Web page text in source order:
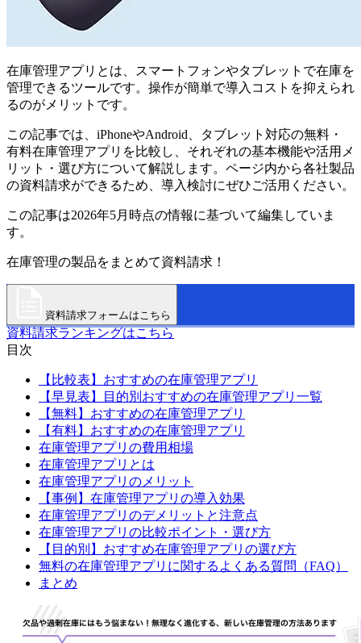
在庫管理アプリとは、スマートフォンやタブレットで在庫を
管理できるツールです。操作が簡単で導入コストを抑えられ
るのがメリットです。
この記事では、iPhoneやAndroid、タブレット対応の無料・
有料在庫管理アプリを比較し、それぞれの基本機能や活用メ
リット・選び方について解説します。ページ内から各社製品
の資料請求ができるため、導入検討にぜひご活用ください。
この記事は2026年5月時点の情報に基づいて編集していま
す。
在庫管理の製品をまとめて資料請求！
資料請求フォームはこちら
資料請求ランキングはこちら
目次
【比較表】おすすめの在庫管理アプリ
【早見表】目的別おすすめの在庫管理アプリ一覧
【無料】おすすめの在庫管理アプリ
【有料】おすすめの在庫管理アプリ
在庫管理アプリの費用相場
在庫管理アプリとは
在庫管理アプリのメリット
【事例】在庫管理アプリの導入効果
在庫管理アプリのデメリットと注意点
在庫管理アプリの比較ポイント・選び方
【目的別】おすすめ在庫管理アプリの選び方
無料の在庫管理アプリに関するよくある質問（FAQ）
まとめ